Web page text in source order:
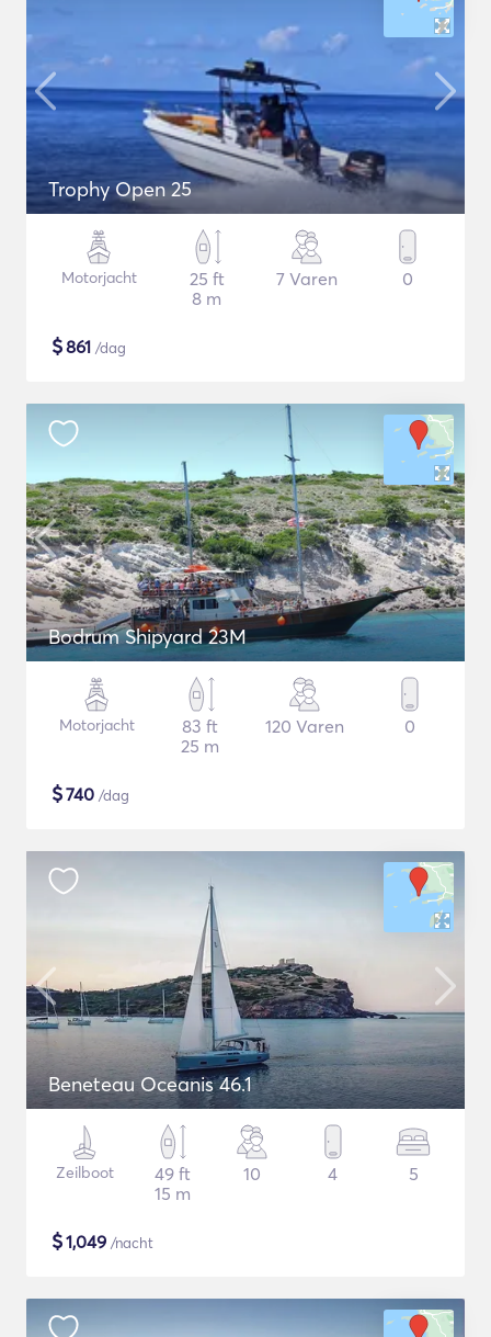
Trophy Open 25
Motorjacht
25 ft
8 m
7 Varen 0
$861 /dag
Bodrum Shipyard 23M
Motorjacht
83 ft
25 m
120 Varen 0
$740 /dag
Beneteau Oceanis 46.1
Zeilboot
49 ft
15 m
10 4 5
$1,049 /nacht